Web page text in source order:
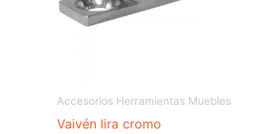
Accesorios Herramientas Muebles
Vaivén lira cromo